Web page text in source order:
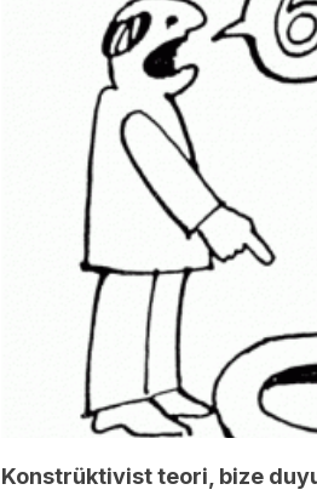
Konstrüktivist teori, bize